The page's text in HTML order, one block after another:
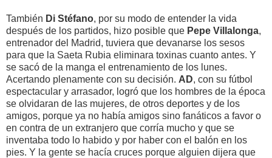
También Di Stéfano, por su modo de entender la vida
después de los partidos, hizo posible que Pepe Villalonga,
entrenador del Madrid, tuviera que devanarse los sesos
para que la Saeta Rubia eliminara toxinas cuanto antes. Y
se sacó de la manga el entrenamiento de los lunes.
Acertando plenamente con su decisión. AD, con su fútbol
espectacular y arrasador, logró que los hombres de la época
se olvidaran de las mujeres, de otros deportes y de los
amigos, porque ya no había amigos sino fanáticos a favor o
en contra de un extranjero que corría mucho y que se
inventaba todo lo habido y por haber con el balón en los
pies. Y la gente se hacía cruces porque alguien dijera que